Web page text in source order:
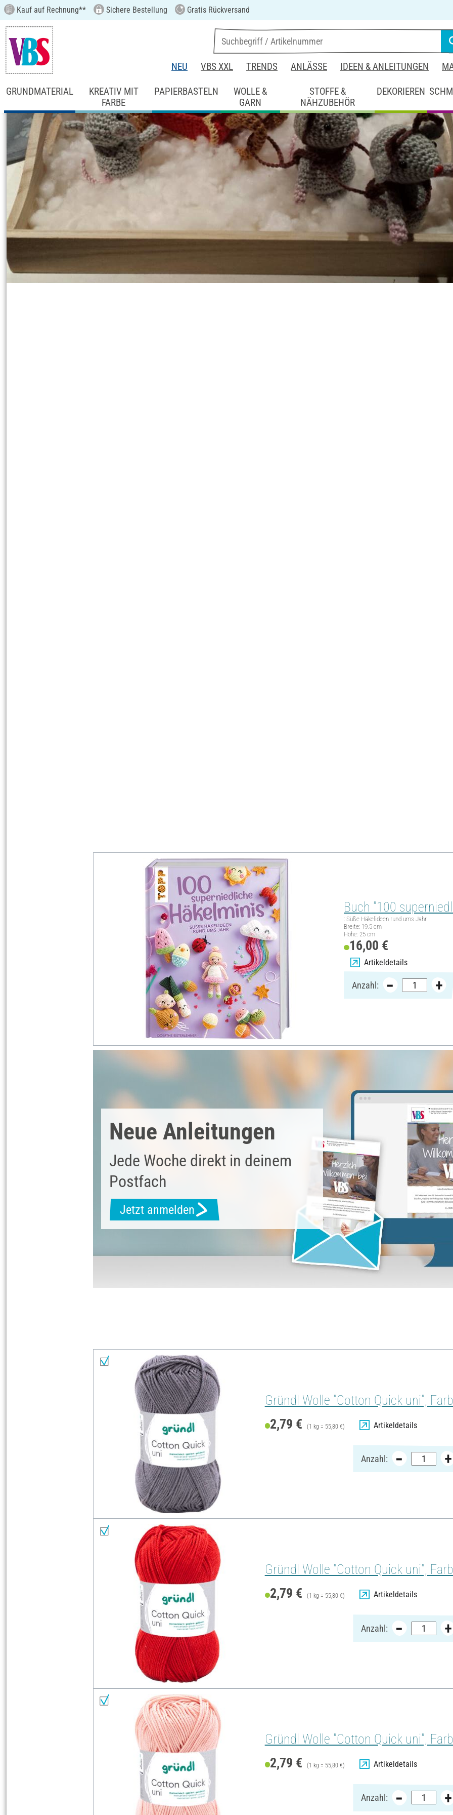
Kauf auf Rechnung** Sichere Bestellung Gratis Rückversand
NEU VBS XXL TRENDS ANLÄSSE IDEEN & ANLEITUNGEN
GRUNDMATERIAL
KREATIV MIT
FARBE
PAPIERBASTELN
WOLLE &
GARN
STOFFE &
NÄHZUBEHÖR
DEKORIEREN
Startseite Ideen & Anleitungen Handarbeiten Weihnachtsmäuse mit Schlitten
Weihnachtsmäuse mit Schlitten
Anleitung Nr. 1731
Fortgeschritten
Arbeitszeit:1 Stunde 15 Minuten
Buch "100
: Süße Häkelideen rund ums Jahr
Breite: 19.5 cm
Höhe: 25 cm
16,00 €
Artikeldetails
Anzahl:
Neue Anleitungen
Jede Woche direkt in deinem
Postfach
Jetzt anmelden
Gründl Wolle "Cotton Quick uni",
2,79 € (1 kg = 55,80 €) Artikeldetails
Anzahl:
Gründl Wolle "Cotton Quick uni",
2,79 € (1 kg = 55,80 €) Artikeldetails
Anzahl:
Gründl Wolle "Cotton Quick uni",
2,79 € (1 kg = 55,80 €) Artikeldetails
Anzahl: